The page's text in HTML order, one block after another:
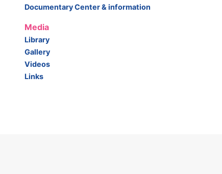
Documentary Center & information
Media
Library
Gallery
Videos
Links